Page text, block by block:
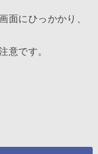
面にひっかかり、
意です。